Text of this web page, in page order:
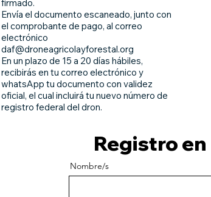
firmado.
Envía el documento escaneado, junto con
el comprobante de pago, al correo
electrónico
daf@droneagricolayforestal.org
En un plazo de 15 a 20 días hábiles,
recibirás en tu correo electrónico y
whatsApp tu documento con validez
oficial, el cual incluirá tu nuevo número de
registro federal del dron.
Nombre/s
Registro en